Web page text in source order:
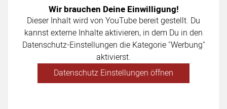
Wir brauchen Deine Einwilligung!
Dieser Inhalt wird von YouTube bereit gestellt. Du
kannst externe Inhalte aktivieren, in dem Du in den
Datenschutz-Einstellungen die Kategorie "Werbung"
aktivierst.
Datenschutz Einstellungen öffnen